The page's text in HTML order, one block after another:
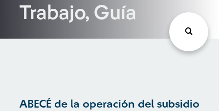
Trabajo, Guía
ABECÉ de la operación del subsidio